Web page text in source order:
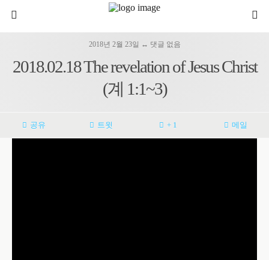
2018년 2월 23일 ↔ 댓글 없음
2018.02.18 The revelation of Jesus Christ
(계 1:1~3)
공유 트윗 + 1 메일